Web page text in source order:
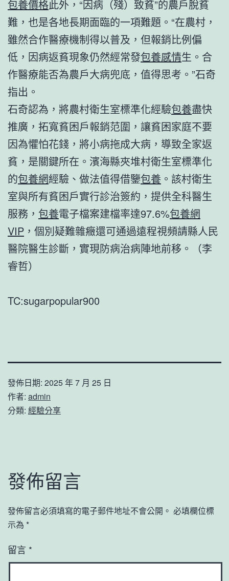
包養價格此外，“因病（殘）致貧”的農戶脫貧
難，也是各地長期面臨的一項難題。“在農村，
雖然合作醫療機制得以普及，但報銷比例偏
低，因病返貧現象仍然經常發包養感情生。合
作醫療能否為農戶大病兜底，值得思考。”石奇
指出。
石奇認為，將農村衛生室標準化經驗包養盡快
推廣，拓寬貧困戶報銷范圍，讓貧困家庭不要
因為懼怕花錢，將小病拖成大病，導致全家返
貧，是關鍵所在。濱海縣夾堆村衛生室標準化
的包養網經驗、做法值得借鑒包養 。該村衛生
室與所有貧困戶實行診治簽約，提供全科醫生
服務， 包養電子檔案建檔率達97.6%包養網
VIP ，個別疑難雜癥還可通過遠程視頻請縣人民
醫院醫生診斷，實現防病治病陣地前移。（李
睿哲）
TC:sugarpopular900
發佈日期: 2025 年 7 月 25 日
作者: admin
分類: 經驗分享
發佈留言
發佈留言必須填寫的電子郵件地址不會公開。 必填欄位標
示為 *
留言 *